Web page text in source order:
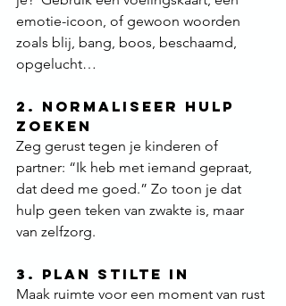
emotie-icoon, of gewoon woorden
zoals blij, bang, boos, beschaamd,
opgelucht…
2. Normaliseer hulp
zoeken
Zeg gerust tegen je kinderen of
partner: “Ik heb met iemand gepraat,
dat deed me goed.” Zo toon je dat
hulp geen teken van zwakte is, maar
van zelfzorg.
3. Plan stilte in
Maak ruimte voor een moment van rust